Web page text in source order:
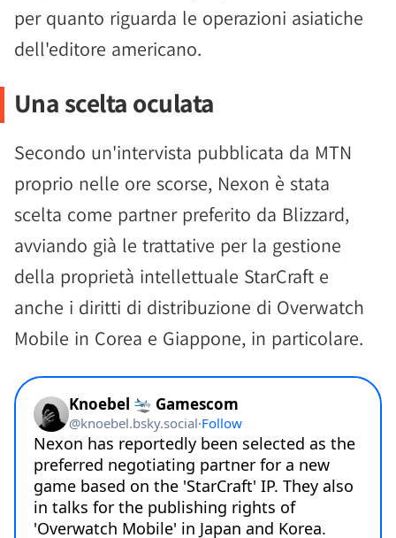
per quanto riguarda le operazioni asiatiche
dell'editore americano.
Una scelta oculata
Secondo un'intervista pubblicata da MTN
proprio nelle ore scorse, Nexon è stata
scelta come partner preferito da Blizzard,
avviando già le trattative per la gestione
della proprietà intellettuale StarCraft e
anche i diritti di distribuzione di Overwatch
Mobile in Corea e Giappone, in particolare.